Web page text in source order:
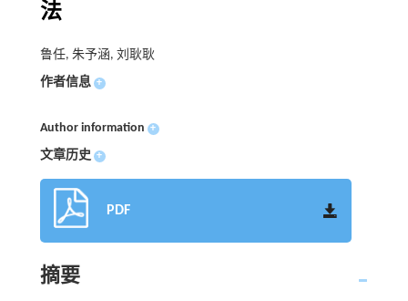
法
鲁任, 朱予涵, 刘耿耿
作者信息 +
Author information +
文章历史 +
PDF
摘要